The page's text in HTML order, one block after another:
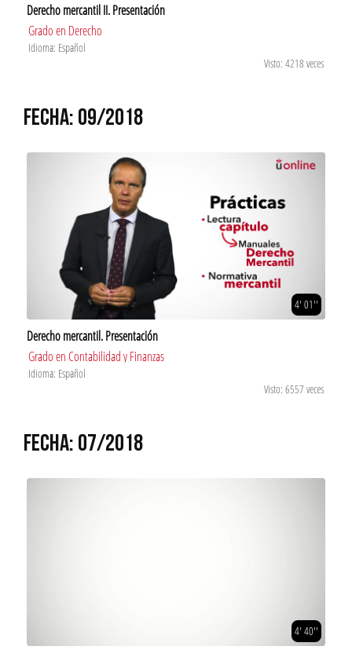
Derecho mercantil II. Presentación
Grado en Derecho
Idioma: Español
Visto: 4218 veces
FECHA: 09/2018
4' 01''
Derecho mercantil. Presentación
Grado en Contabilidad y Finanzas
Idioma: Español
Visto: 6557 veces
FECHA: 07/2018
4' 40''